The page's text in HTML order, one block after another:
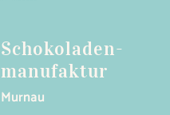
Schokoladen­
manufaktur
Murnau